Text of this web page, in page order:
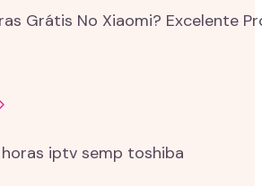
Grátis No Xiaomi? Excelente